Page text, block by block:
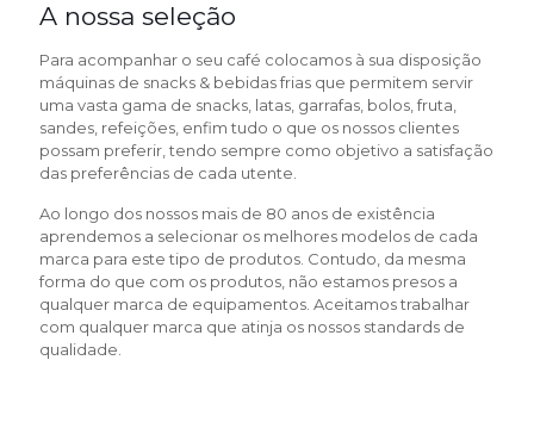
A nossa seleção
Para acompanhar o seu café colocamos à sua disposição
máquinas de snacks & bebidas frias que permitem servir
uma vasta gama de snacks, latas, garrafas, bolos, fruta,
sandes, refeições, enfim tudo o que os nossos clientes
possam preferir, tendo sempre como objetivo a satisfação
das preferências de cada utente.
Ao longo dos nossos mais de 80 anos de existência
aprendemos a selecionar os melhores modelos de cada
marca para este tipo de produtos. Contudo, da mesma
forma do que com os produtos, não estamos presos a
qualquer marca de equipamentos. Aceitamos trabalhar
com qualquer marca que atinja os nossos standards de
qualidade.